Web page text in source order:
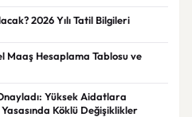
2026 Yılı Tatil Bilgileri
Maaş Hesaplama Tablosu ve
Yüksek Aidatlara
Köklü Değişiklikler